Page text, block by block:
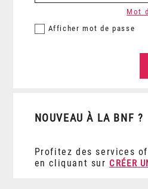
Afficher mot de passe
Mot
NOUVEAU À LA BNF ?
Profitez des services
en cliquant sur CRÉER